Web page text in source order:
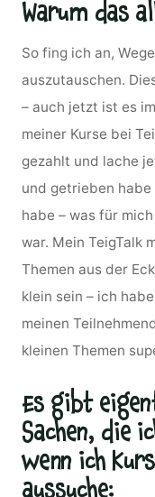
Warum das
So fing ich an,
auszutauschen.
– auch jetzt ist es
meiner Kurse bei
gezahlt und lache
und getrieben
habe – was für
war. Mein TeigTalk
Themen aus der
klein sein – ich
meinen
kleinen Themen
Es gibt
Sachen, die
wenn ich
aussuche: